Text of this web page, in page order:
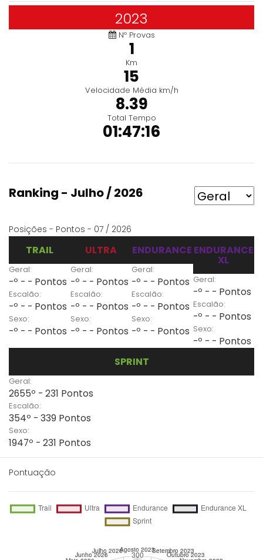
2023
Nº Provas
1
Km
15
Velocidade Média km/h
8.39
Total Tempo
01:47:16
Ranking - Julho / 2026
Posições - Pontos - 07 / 2026
TRAIL
Geral:
-º - - Pontos
Escalão:
-º - - Pontos
Sexo:
-º - - Pontos
ULTRA
Geral:
-º - - Pontos
Escalão:
-º - - Pontos
Sexo:
-º - - Pontos
ENDURANCE
Geral:
-º - - Pontos
Escalão:
-º - - Pontos
Sexo:
-º - - Pontos
ENDURANCE
XL
Geral:
-º - - Pontos
Escalão:
-º - - Pontos
Sexo:
-º - - Pontos
SPRINT
Geral:
2655º - 231 Pontos
Escalão:
354º - 339 Pontos
Sexo:
1947º - 231 Pontos
Pontuação